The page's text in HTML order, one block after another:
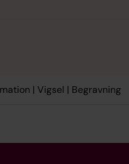
| Vigsel | Begravning